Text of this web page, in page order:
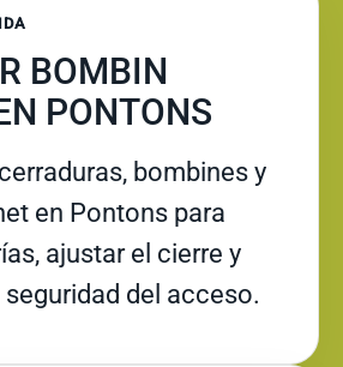
BOMBIN
PONTONS
bombines y
en Pontons para
ajustar el cierre y
del acceso.